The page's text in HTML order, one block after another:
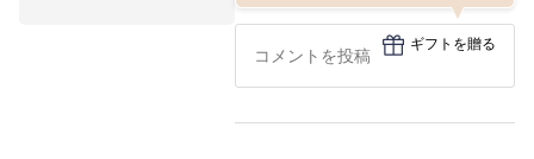
ギフトを贈る